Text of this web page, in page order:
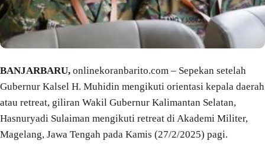
BANJARBARU, onlinekoranbarito.com – Sepekan setelah
Gubernur Kalsel H. Muhidin mengikuti orientasi kepala daerah
atau retreat, giliran Wakil Gubernur Kalimantan Selatan,
Hasnuryadi Sulaiman mengikuti retreat di Akademi Militer,
Magelang, Jawa Tengah pada Kamis (27/2/2025) pagi.